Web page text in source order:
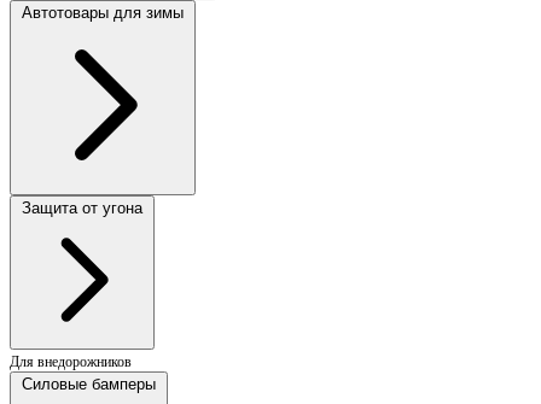
Автотовары для зимы
Защита от угона
Для внедорожников
Силовые бамперы